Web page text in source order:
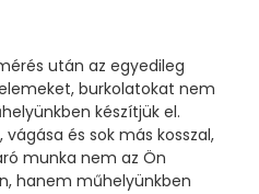
után az egyedileg
burkolatokat nem
készítjük el.
és sok más kosszal,
munka nem az Ön
hanem műhelyünkben